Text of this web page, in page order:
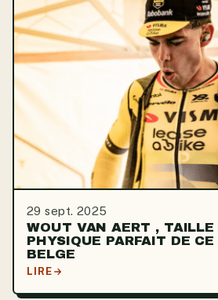
29 sept. 2025
WOUT VAN AERT , TAILLE
PHYSIQUE PARFAIT DE
BELGE
LIRE